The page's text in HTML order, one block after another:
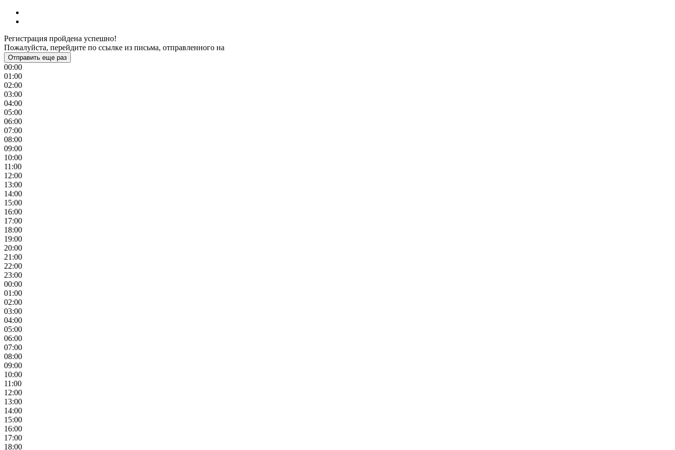
Регистрация пройдена успешно!
Пожалуйста, перейдите по ссылке из письма, отправленного на
Отправить еще раз
00:00
01:00
02:00
03:00
04:00
05:00
06:00
07:00
08:00
09:00
10:00
11:00
12:00
13:00
14:00
15:00
16:00
17:00
18:00
19:00
20:00
21:00
22:00
23:00
00:00
01:00
02:00
03:00
04:00
05:00
06:00
07:00
08:00
09:00
10:00
11:00
12:00
13:00
14:00
15:00
16:00
17:00
18:00